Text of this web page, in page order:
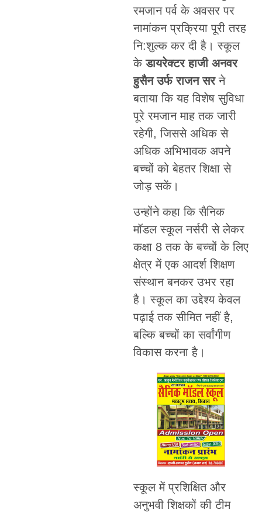
रमजान पर्व के अवसर पर
नामांकन प्रक्रिया पूरी तरह
नि:शुल्क कर दी है। स्कूल
केडायरेक्टर हाजी अनवर
हुसैन उर्फ राजन सरने
बताया कि यह विशेष सुविधा
पूरे रमजान माह तक जारी
रहेगी, जिससे अधिक से
अधिक अभिभावक अपने
बच्चों को बेहतर शिक्षा से
जोड़ सकें।
उन्होंने कहा कि सैनिक
मॉडल स्कूल नर्सरी से लेकर
कक्षा 8 तक के बच्चों के लिए
क्षेत्र में एक आदर्श शिक्षण
संस्थान बनकर उभर रहा
है। स्कूल का उद्देश्य केवल
पढ़ाई तक सीमित नहीं है,
बल्कि बच्चों का सर्वांगीण
विकास करना है।
स्कूल में प्रशिक्षित और
अनुभवी शिक्षकों की टीम